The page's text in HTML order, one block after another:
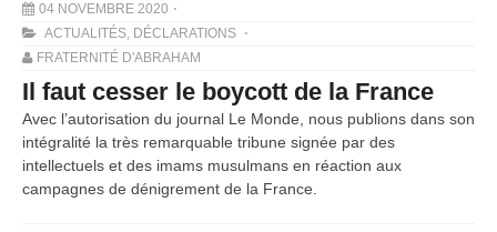
04 NOVEMBRE 2020
ACTUALITÉS, DÉCLARATIONS
FRATERNITÉ D'ABRAHAM
Il faut cesser le boycott de la France
Avec l’autorisation du journal Le Monde, nous publions dans son
intégralité la très remarquable tribune signée par des
intellectuels et des imams musulmans en réaction aux
campagnes de dénigrement de la France.